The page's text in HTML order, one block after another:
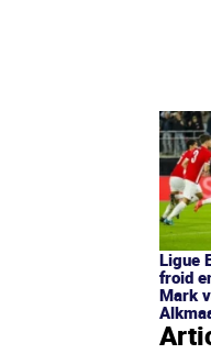
Ligue
froid
Mark